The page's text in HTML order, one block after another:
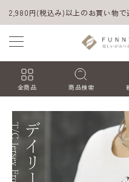
2,980円(税込み)以上のお買い物で
全商品 商品検索